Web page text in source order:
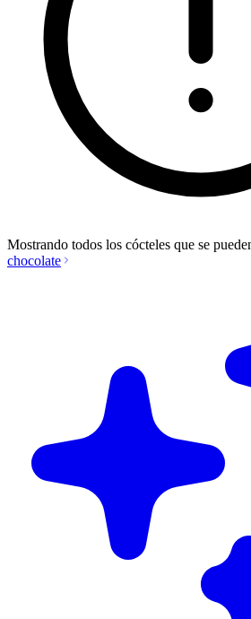
Mostrando todos los cócteles que se
chocolate